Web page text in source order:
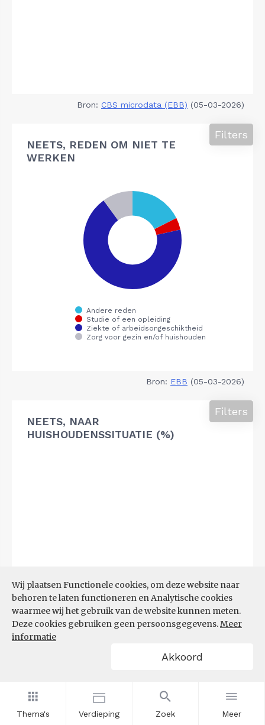
Thema's Verdieping Zoek Meer
Wij plaatsen Functionele cookies, om deze website naar
behoren te laten functioneren en Analytische cookies
waarmee wij het gebruik van de website kunnen meten.
Deze cookies gebruiken geen persoonsgegevens.Meer
informatie
Akkoord
Bron: CBS microdata (EBB) (05-03-2026)
NEETS, REDEN OM NIET TE
WERKEN
Filters
Bron: EBB (05-03-2026)
NEETS, NAAR
HUISHOUDENSSITUATIE (%)
Filters
CBS microdata (EBB)(09-03-2026)
AANDEEL NEETS NAAR REGIO
(%)